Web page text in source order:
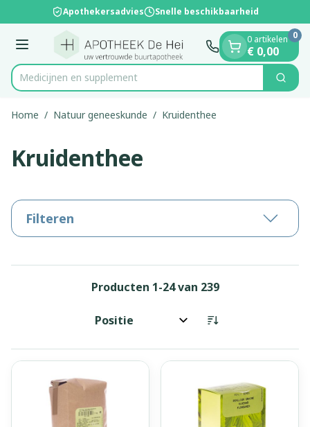
Ga naar de inhoud
1 van 1 Apothekersadvies Snelle beschikbaarheid
Menu
Product, merk, categorie...
Medi Zoek
0 artikelen
€ 0,00
0
Home / Natuur geneeskunde / Kruidenthee
Kruidenthee
Filteren
Producten 1-24van 239
Sorteer op: